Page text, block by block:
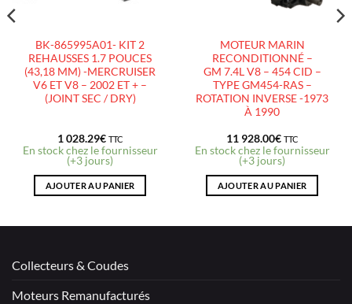
BK-865995A01- KIT 2
REHAUSSES 1.7 POUCES
(43,18 MM) -MERCRUISER
V6 ET V8 – 2002 ET + –
(JOINT SEC / DRY)
1 028.29€ TTC
En stock chez le fournisseur
(+3 jours)
AJOUTER AU PANIER
MOTEUR MARIN
RECONDITIONNÉ –
GM 7.4L V8 – 454 CID –
TYPE GM454-RAS –
ROTATION INVERSE -1973
À 1990
11 928.00€ TTC
En stock chez le fournisseur
(+3 jours)
AJOUTER AU PANIER
Collecteurs & Coudes
Moteurs Remanufacturés